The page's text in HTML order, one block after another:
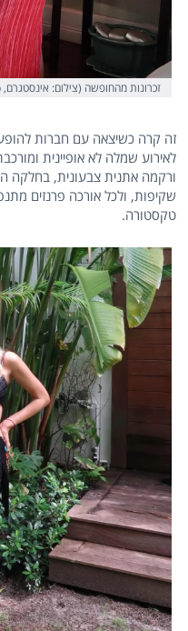
זכרונות מהחופשה (צילום: אינסטגרם, ivankatrump)
זה קרה כשיצאה עם חברות
לאירוע שמלה לא אופיינית
ורקמה אתנית צבעונית, בחלקה
שקיפות, ולכל אורכה פרנזים
טקסטורה.